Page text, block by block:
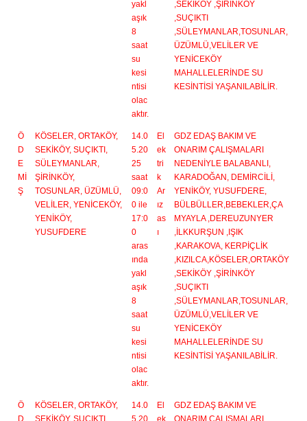
yakl
aşık
8
saat
su
kesi
ntisi
olac
aktır.
,SEKİKÖY ,ŞİRİNKÖY
,SUÇIKTI
,SÜLEYMANLAR,TOSUNLAR,
ÜZÜMLÜ,VELİLER VE
YENİCEKÖY
MAHALLELERİNDE SU
KESİNTİSİ YAŞANILABİLİR.
Ö
D
E
Mİ
Ş
KÖSELER, ORTAKÖY,
SEKİKÖY, SUÇIKTI,
SÜLEYMANLAR,
ŞİRİNKÖY,
TOSUNLAR, ÜZÜMLÜ,
VELİLER, YENİCEKÖY,
YENİKÖY,
YUSUFDERE
14.0
5.20
25
saat
09:0
0 ile
17:0
0
aras
ında
yakl
aşık
8
saat
su
kesi
ntisi
olac
aktır.
El
ek
tri
k
Ar
ız
as
ı
GDZ EDAŞ BAKIM VE
ONARIM ÇALIŞMALARI
NEDENİYLE BALABANLI,
KARADOĞAN, DEMİRCİLİ,
YENİKÖY, YUSUFDERE,
BÜLBÜLLER,BEBEKLER,ÇA
MYAYLA ,DEREUZUNYER
,İLKKURŞUN ,IŞIK
,KARAKOVA, KERPİÇLİK
,KIZILCA,KÖSELER,ORTAKÖY
,SEKİKÖY ,ŞİRİNKÖY
,SUÇIKTI
,SÜLEYMANLAR,TOSUNLAR,
ÜZÜMLÜ,VELİLER VE
YENİCEKÖY
MAHALLELERİNDE SU
KESİNTİSİ YAŞANILABİLİR.
Ö
KÖSELER, ORTAKÖY,
14.0
El
GDZ EDAŞ BAKIM VE